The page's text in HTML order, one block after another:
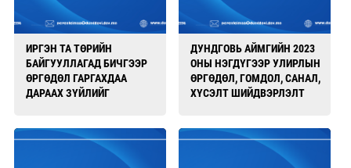
ИРГЭН ТА ТӨРИЙН
БАЙГУУЛЛАГАД БИЧГЭЭР
ӨРГӨДӨЛ ГАРГАХДАА
ДАРААХ ЗҮЙЛИЙГ
ДУНДГОВЬ АЙМГИЙН 2023
ОНЫ НЭГДҮГЭЭР УЛИРЛЫН
ӨРГӨДӨЛ, ГОМДОЛ, САНАЛ,
ХҮСЭЛТ ШИЙДВЭРЛЭЛТ